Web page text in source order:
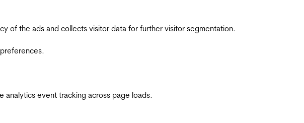
of the ads and collects visitor data for further visitor segmentation.
analytics event tracking across page loads.